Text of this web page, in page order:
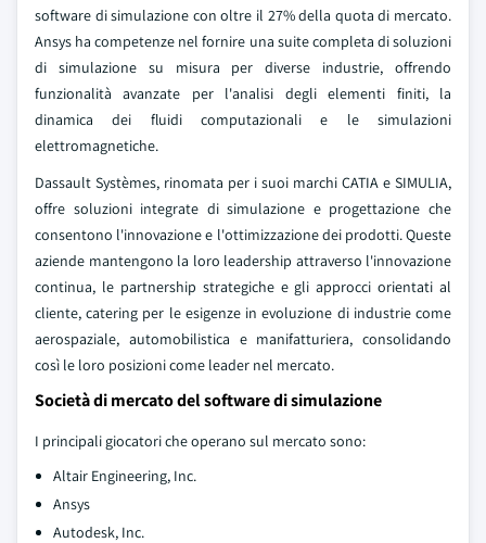
software di simulazione con oltre il 27% della quota di mercato.
Ansys ha competenze nel fornire una suite completa di soluzioni
di simulazione su misura per diverse industrie, offrendo
funzionalità avanzate per l'analisi degli elementi finiti, la
dinamica dei fluidi computazionali e le simulazioni
elettromagnetiche.
Dassault Systèmes, rinomata per i suoi marchi CATIA e SIMULIA,
offre soluzioni integrate di simulazione e progettazione che
consentono l'innovazione e l'ottimizzazione dei prodotti. Queste
aziende mantengono la loro leadership attraverso l'innovazione
continua, le partnership strategiche e gli approcci orientati al
cliente, catering per le esigenze in evoluzione di industrie come
aerospaziale, automobilistica e manifatturiera, consolidando
così le loro posizioni come leader nel mercato.
Società di mercato del software di simulazione
I principali giocatori che operano sul mercato sono:
Altair Engineering, Inc.
Ansys
Autodesk, Inc.